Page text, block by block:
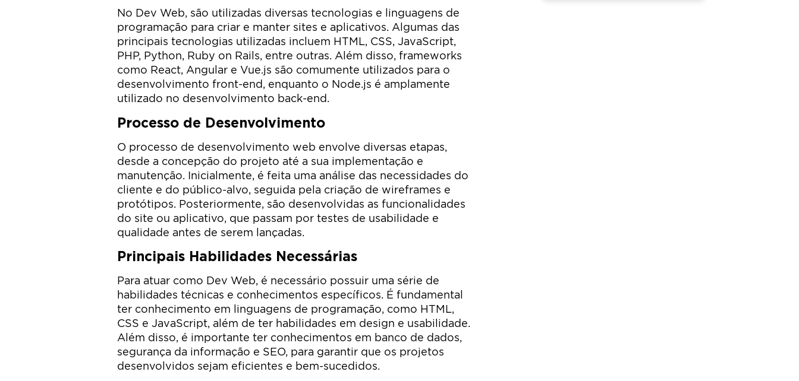
No Dev Web, são utilizadas diversas tecnologias e linguagens de
programação para criar e manter sites e aplicativos. Algumas das
principais tecnologias utilizadas incluem HTML, CSS, JavaScript,
PHP, Python, Ruby on Rails, entre outras. Além disso, frameworks
como React, Angular e Vue.js são comumente utilizados para o
desenvolvimento front-end, enquanto o Node.js é amplamente
utilizado no desenvolvimento back-end.
Processo de Desenvolvimento
O processo de desenvolvimento web envolve diversas etapas,
desde a concepção do projeto até a sua implementação e
manutenção. Inicialmente, é feita uma análise das necessidades do
cliente e do público-alvo, seguida pela criação de wireframes e
protótipos. Posteriormente, são desenvolvidas as funcionalidades
do site ou aplicativo, que passam por testes de usabilidade e
qualidade antes de serem lançadas.
Principais Habilidades Necessárias
Para atuar como Dev Web, é necessário possuir uma série de
habilidades técnicas e conhecimentos específicos. É fundamental
ter conhecimento em linguagens de programação, como HTML,
CSS e JavaScript, além de ter habilidades em design e usabilidade.
Além disso, é importante ter conhecimentos em banco de dados,
segurança da informação e SEO, para garantir que os projetos
desenvolvidos sejam eficientes e bem-sucedidos.